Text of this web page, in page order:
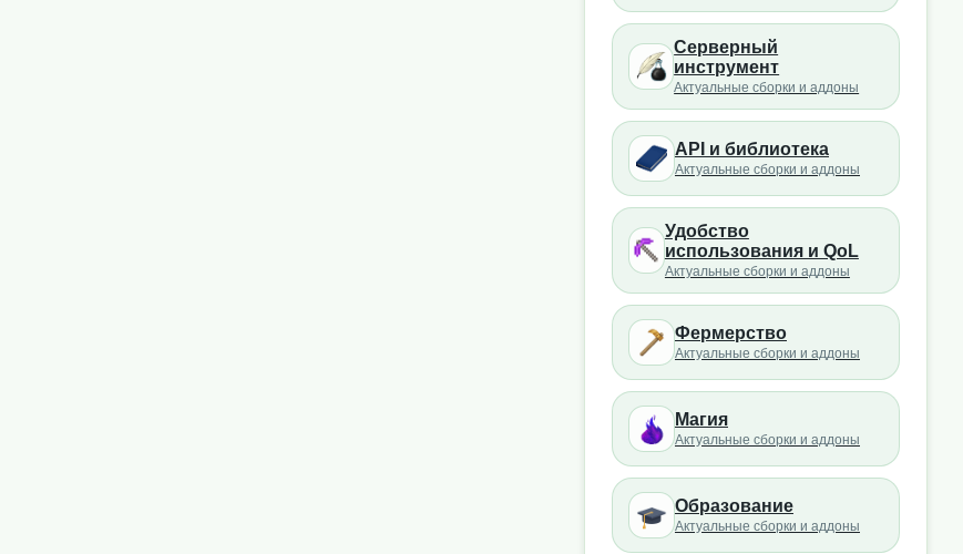
Серверный
инструмент
Актуальные сборки и аддоны
API и библиотека
Актуальные сборки и аддоны
Удобство
использования и QoL
Актуальные сборки и аддоны
Фермерство
Актуальные сборки и аддоны
Магия
Актуальные сборки и аддоны
Образование
Актуальные сборки и аддоны